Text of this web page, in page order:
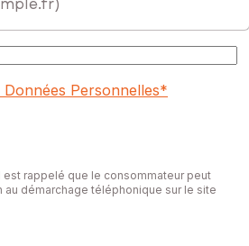
Personnelles*
est rappelé que le consommateur peut
au démarchage téléphonique sur le site